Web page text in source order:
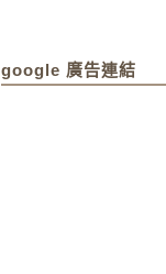
google 廣告連結